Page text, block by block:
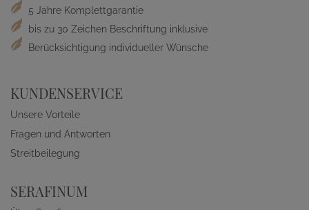
5 Jahre Komplettgarantie
bis zu 30 Zeichen Beschriftung inklusive
Berücksichtigung individueller Wünsche
KUNDENSERVICE
Unsere Vorteile
Fragen und Antworten
Streitbeilegung
SERAFINUM